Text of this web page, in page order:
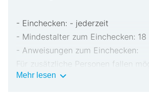
- Einchecken: - jederzeit
- Mindestalter zum Einchecken: 18
- Anweisungen zum Einchecken:
Für zusätzliche Personen fallen
Gebühren an, die abhängig von
Mehr lesen Wichtige